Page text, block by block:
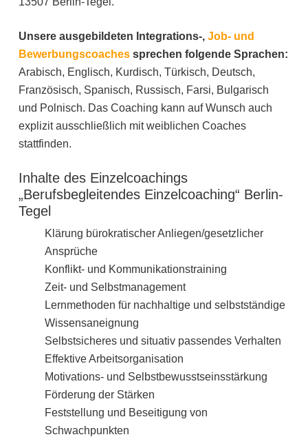
Unsere ausgebildeten Integrations-, Job- und
Bewerbungscoachessprechen folgende Sprachen:
Arabisch, Englisch, Kurdisch, Türkisch, Deutsch,
Französisch, Spanisch, Russisch, Farsi, Bulgarisch
und Polnisch. Das Coaching kann auf Wunsch auch
explizit ausschließlich mit weiblichen Coaches
stattfinden.
Inhalte des Einzelcoachings
„Berufsbegleitendes Einzelcoaching“ Berlin-
Tegel
Klärung bürokratischer Anliegen/gesetzlicher
Ansprüche
Konflikt- und Kommunikationstraining
Zeit- und Selbstmanagement
Lernmethoden für nachhaltige und selbstständige
Wissensaneignung
Selbstsicheres und situativ passendes Verhalten
Effektive Arbeitsorganisation
Motivations- und Selbstbewusstseinsstärkung
Förderung der Stärken
Feststellung und Beseitigung von
Schwachpunkten